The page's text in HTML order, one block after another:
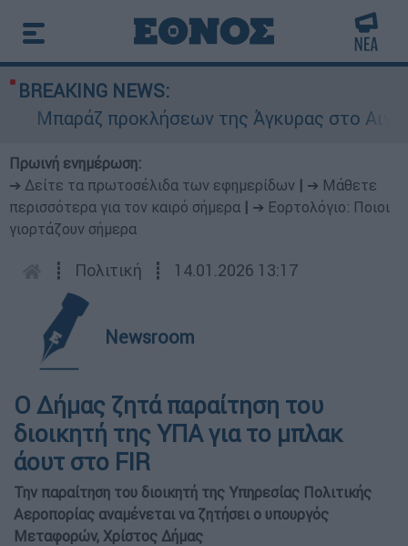
BREAKING NEWS:
Μπαράζ προκλήσεων της Άγκυρας στο Αιγαίο:
Πρωινή ενημέρωση:
➔ Δείτε τα πρωτοσέλιδα των εφημερίδων
➔ Μάθετε
περισσότερα για τον καιρό σήμερα
➔ Εορτολόγιο: Ποιοι
γιορτάζουν σήμερα
┋ Πολιτική ┋ 14.01.2026 13:17
Newsroom
Ο Δήμας ζητά παραίτηση του
διοικητή της ΥΠΑ για το μπλακ
άουτ στο FIR
Την παραίτηση του διοικητή της Υπηρεσίας Πολιτικής
Αεροπορίας αναμένεται να ζητήσει ο υπουργός
Μεταφορών, Χρίστος Δήμας